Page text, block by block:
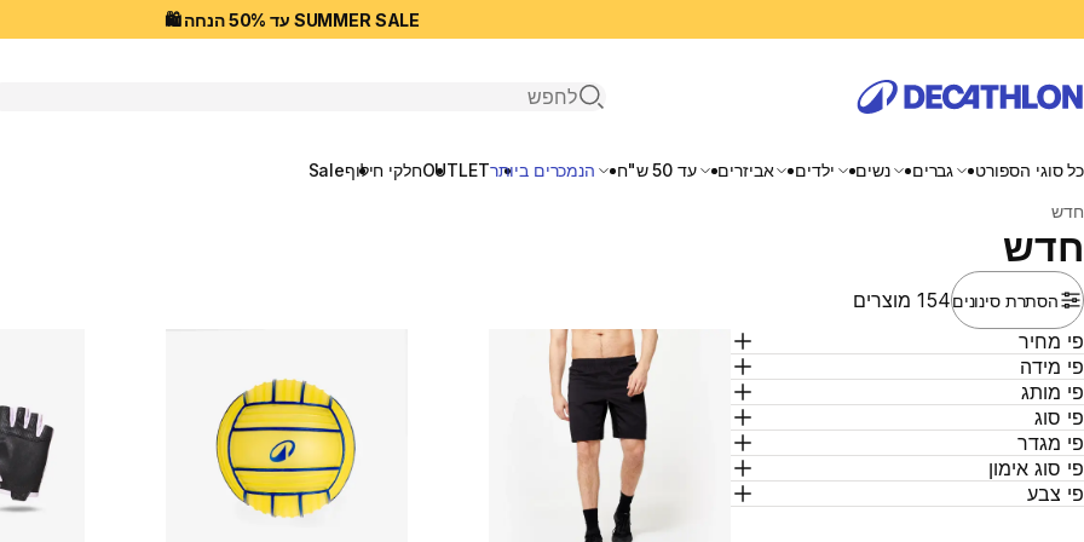
SUMMER SALE עד 50% הנחה 🛍️
פתיחת חיפוש
כל סוגי הספורט גברים נשים ילדים אביזרים עד 50 ש"ח הנמכרים ביותרOUTLETחלקי חילוףSale
בית
חדש
חדש
הסתרת סינונים154 מוצרים
מחיר
מידה
מותג
סוג
מגדר
סוג אימון
צבע